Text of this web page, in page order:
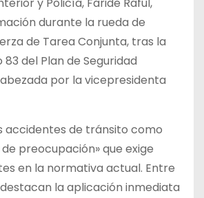
y Policía, Faride Raful,
durante la rueda de
de Tarea Conjunta, tras la
del Plan de Seguridad
por la vicepresidenta
accidentes de tránsito como
preocupación» que exige
en la normativa actual. Entre
la aplicación inmediata